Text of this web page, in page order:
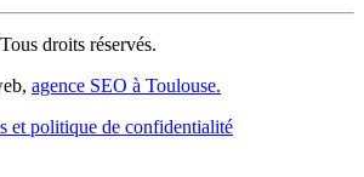
droits réservés.
agence SEO à Toulouse.
et politique de confidentialité